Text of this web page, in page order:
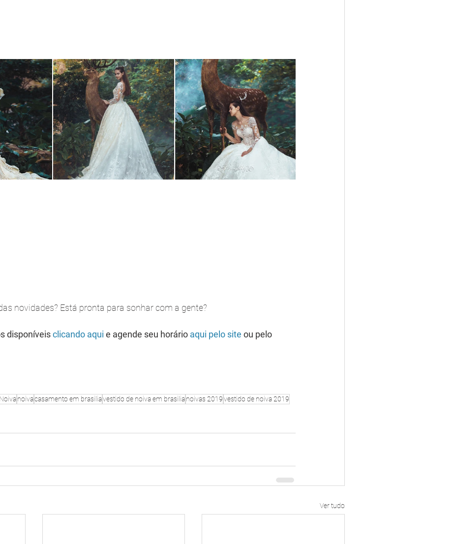
novidades? Está pronta para sonhar com a gente?
disponíveis clicando aqui e agende seu horário aqui pelo site ou pelo
noivacasamento em brasiliavestido de noiva em brasilianoivas 2019vestido de noiva 2019
Ver tudo